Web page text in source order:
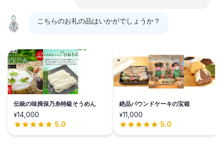
こちらのお礼の品はいかがでしょうか？
伝統の味揖保乃糸特級そうめん
¥14,000
5.0
絶品パウンドケーキの宝箱
¥11,000
5.0